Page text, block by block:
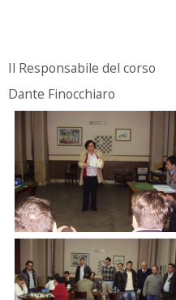
Il Responsabile del corso
Dante Finocchiaro